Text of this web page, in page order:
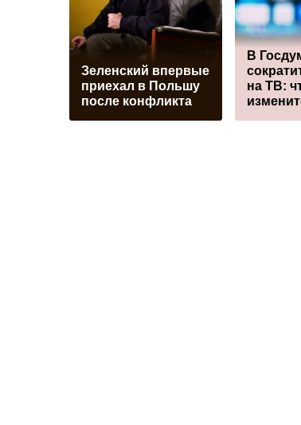
Зеленский впервые
приехал в Польшу
после конфликта
В
на ТВ: